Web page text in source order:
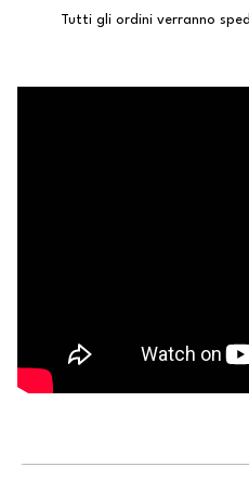
Tutti gli ordini verranno